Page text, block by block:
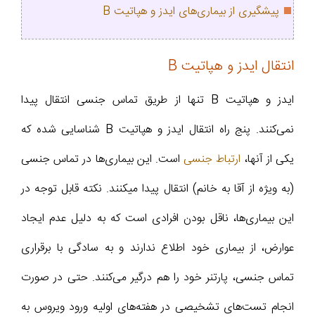
پیشگیری از بیماری‌های ایدز و هپاتیت B
انتقال ایدز و هپاتیت B
ایدز و هپاتیت B تنها از طریق تماس جنسی انتقال پیدا
نمی‌کنند. پنج راه انتقال ایدز و هپاتیت B شناسایی شده که
یکی از آنها، ارتباط جنسی است. این بیماری‌ها در تماس جنسی
(به ویژه از آقا به خانم) انتقال پیدا می‎کنند. نکته قابل توجه در
این بیماری‌ها، ناقل بودن افرادی است که به دلیل عدم ایجاد
عوارض، از بیماری خود اطلاع ندارند و به سادگی با برقراری
تماس جنسی، پارتنر خود را هم درگیر می‌کنند. حتی در صورت
انجام تست‌های تشخیصی در هفته‌های اولیه ورود ویروس به